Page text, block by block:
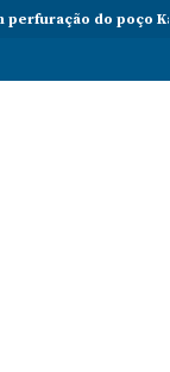
perfuração do poço